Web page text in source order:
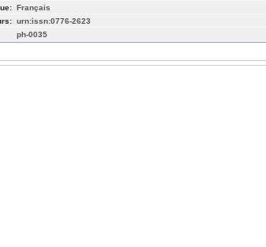
Français
urn:issn:0776-2623
ph-0035